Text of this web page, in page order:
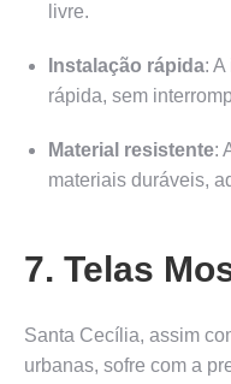
livre.
Instalação rápida:
rápida, sem
Material resistente:
materiais duráveis,
7. Telas
Santa Cecília, assim
urbanas, sofre com a